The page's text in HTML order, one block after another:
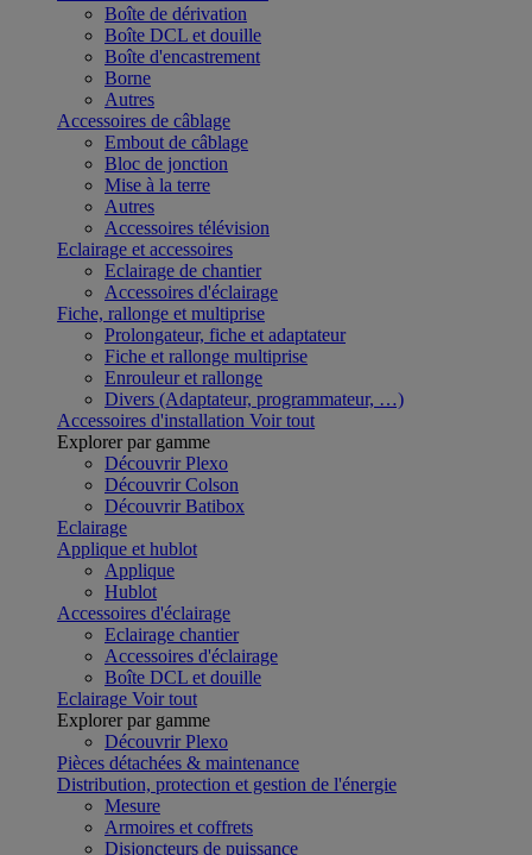
Boîte de dérivation
Boîte DCL et douille
Boîte d'encastrement
Borne
Autres
Accessoires de câblage
Embout de câblage
Bloc de jonction
Mise à la terre
Autres
Accessoires télévision
Eclairage et accessoires
Eclairage de chantier
Accessoires d'éclairage
Fiche, rallonge et multiprise
Prolongateur, fiche et adaptateur
Fiche et rallonge multiprise
Enrouleur et rallonge
Divers (Adaptateur, programmateur, …)
Accessoires d'installation Voir tout
Explorer par gamme
Découvrir Plexo
Découvrir Colson
Découvrir Batibox
Eclairage
Applique et hublot
Applique
Hublot
Accessoires d'éclairage
Eclairage chantier
Accessoires d'éclairage
Boîte DCL et douille
Eclairage Voir tout
Explorer par gamme
Découvrir Plexo
Pièces détachées & maintenance
Distribution, protection et gestion de l'énergie
Mesure
Armoires et coffrets
Disjoncteurs de puissance